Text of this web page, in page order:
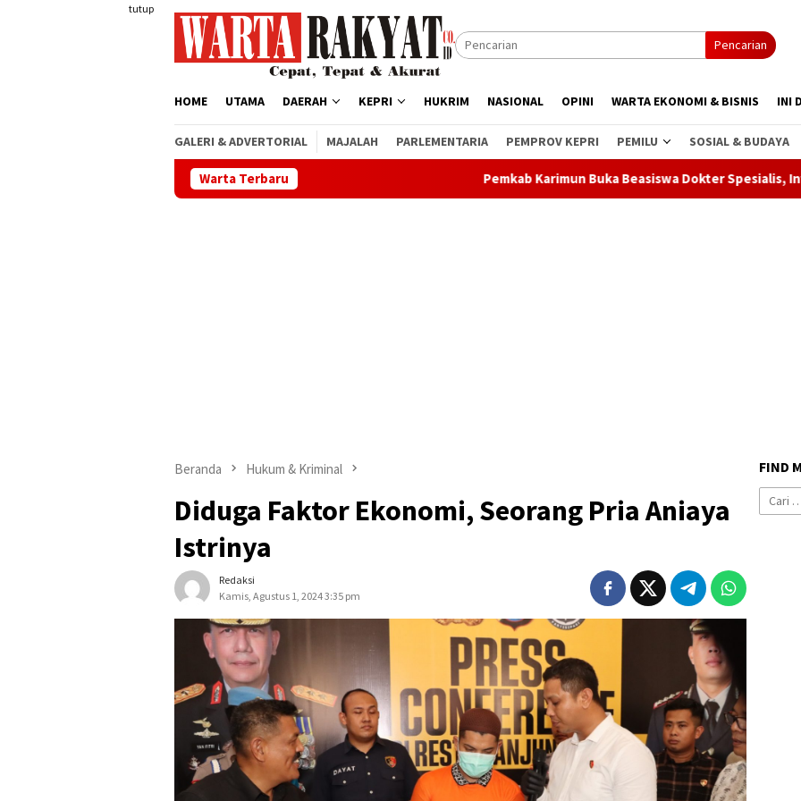
tutup
Pencarian
HOME UTAMA DAERAH KEPRI HUKRIM NASIONAL OPINI WARTA EKONOMI & BISNIS INI
GALERI & ADVERTORIAL MAJALAH PARLEMENTARIA PEMPROV KEPRI PEMILU SOSIAL & BUDAYA
Warta Terbaru Pemkab Karimun Buka Beasiswa Dokter Spesialis, Investasi
Beranda Hukum & Kriminal
Diduga Faktor Ekonomi, Seorang Pria Aniaya
Istrinya
Redaksi
Kamis, Agustus 1, 2024 3:35 pm
FIND
Cari
untuk: